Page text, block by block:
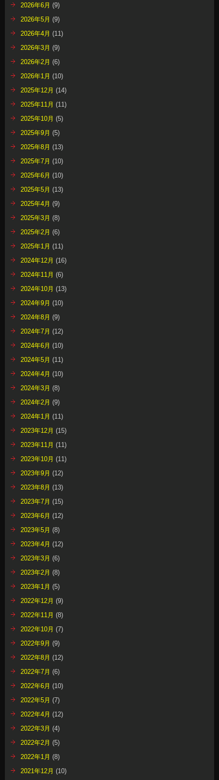
2026年6月 (9)
2026年5月 (9)
2026年4月 (11)
2026年3月 (9)
2026年2月 (6)
2026年1月 (10)
2025年12月 (14)
2025年11月 (11)
2025年10月 (5)
2025年9月 (5)
2025年8月 (13)
2025年7月 (10)
2025年6月 (10)
2025年5月 (13)
2025年4月 (9)
2025年3月 (8)
2025年2月 (6)
2025年1月 (11)
2024年12月 (16)
2024年11月 (6)
2024年10月 (13)
2024年9月 (10)
2024年8月 (9)
2024年7月 (12)
2024年6月 (10)
2024年5月 (11)
2024年4月 (10)
2024年3月 (8)
2024年2月 (9)
2024年1月 (11)
2023年12月 (15)
2023年11月 (11)
2023年10月 (11)
2023年9月 (12)
2023年8月 (13)
2023年7月 (15)
2023年6月 (12)
2023年5月 (8)
2023年4月 (12)
2023年3月 (6)
2023年2月 (8)
2023年1月 (5)
2022年12月 (9)
2022年11月 (8)
2022年10月 (7)
2022年9月 (9)
2022年8月 (12)
2022年7月 (6)
2022年6月 (10)
2022年5月 (7)
2022年4月 (12)
2022年3月 (4)
2022年2月 (5)
2022年1月 (8)
2021年12月 (10)